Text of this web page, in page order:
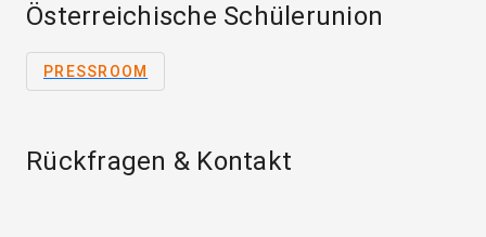
Österreichische Schülerunion
PRESSROOM
Rückfragen & Kontakt